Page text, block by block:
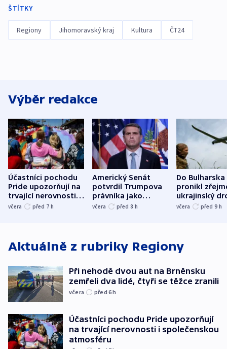
ŠTÍTKY
Regiony Jihomoravský kraj Kultura ČT24
Výběr redakce
Účastníci pochodu
Pride upozorňují na
trvající nerovnosti i
společenskou
včera před 7 h
Americký Senát
potvrdil Trumpova
právníka jako
ministra
včera před 8 h
Do Bulharska
pronikl
ukrajinský
explodoval
včera před 9 h
Aktuálně z rubriky Regiony
Při nehodě dvou aut na Brněnsku
zemřeli dva lidé, čtyři se těžce zranili
včera před 6h
Účastníci pochodu Pride upozorňují
na trvající nerovnosti i společenskou
atmosféru